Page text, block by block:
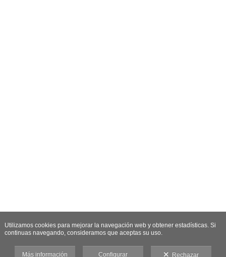
Utilizamos cookies para mejorar la navegación web y obtener estadísticas. Si
continuas navegando, consideramos que aceptas su uso.
Más información Configurar Rechazar